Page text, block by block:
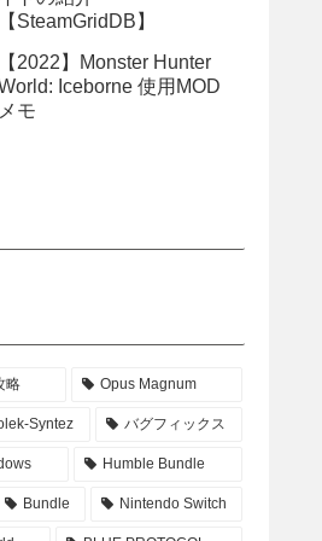
【SteamGridDB】
【2022】Monster Hunter
Iceborne 使用MOD
メモ
略 Opus Magnum
Syntez バグフィックス
Humble Bundle
Bundle Nintendo Switch